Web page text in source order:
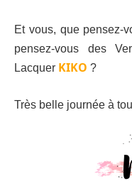
Et vous, que pensez-
pensez-vous des
Lacquer KIKO ?
Très belle journée à